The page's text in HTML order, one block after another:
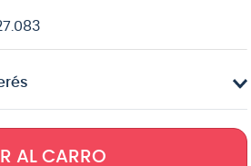
. 083
AL CARRO